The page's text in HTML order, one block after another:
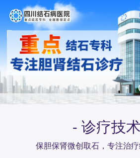
- 诊疗技
保胆保肾微创取石，专注治